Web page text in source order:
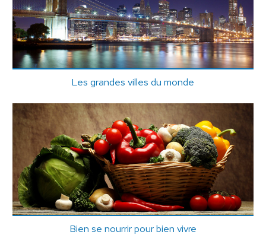
Les grandes villes du monde
Bien se nourrir pour bien vivre